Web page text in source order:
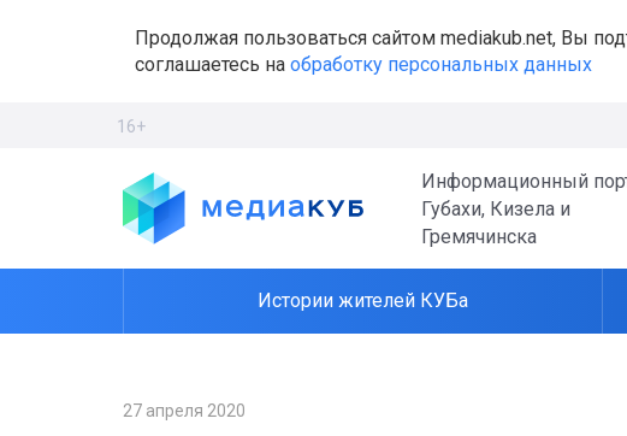
Продолжая пользоваться сайтом mediakub.net, Вы
соглашаетесь на обработку персональных данных
16+
Информационный
Губахи, Кизела и
Гремячинска
Истории жителей КУБа
27 апреля 2020